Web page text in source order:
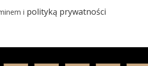
i polityką prywatności